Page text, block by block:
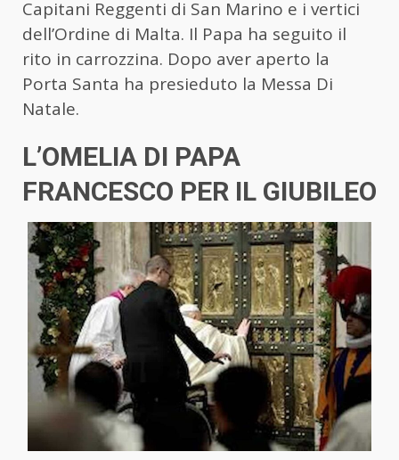
Capitani Reggenti di San Marino e i vertici
dell’Ordine di Malta. Il Papa ha seguito il
rito in carrozzina. Dopo aver aperto la
Porta Santa ha presieduto la Messa Di
Natale.
L’OMELIA DI PAPA
FRANCESCO PER IL GIUBILEO